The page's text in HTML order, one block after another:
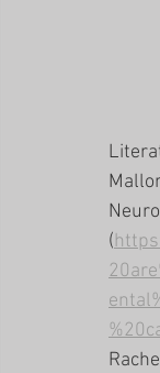
(